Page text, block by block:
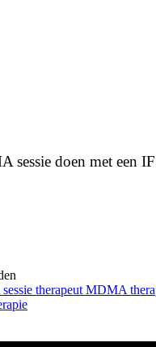
sessie doen met een
therapeut MDMA